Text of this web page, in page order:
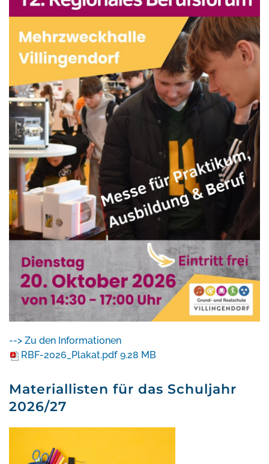
--> Zu den Informationen
RBF-2026_Plakat.pdf 9.28 MB
Materiallisten für das Schuljahr
2026/27